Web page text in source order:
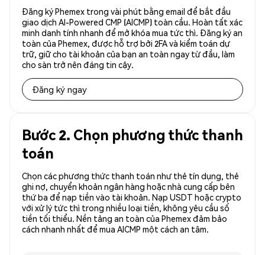
Đăng ký Phemex trong vài phút bằng email để bắt đầu
giao dịch AI-Powered CMP (AICMP) toàn cầu. Hoàn tất xác
minh danh tính nhanh để mở khóa mua tức thì. Đăng ký an
toàn của Phemex, được hỗ trợ bởi 2FA và kiểm toán dự
trữ, giữ cho tài khoản của bạn an toàn ngay từ đầu, làm
cho sàn trở nên đáng tin cậy.
Đăng ký ngay
Bước 2. Chọn phương thức thanh
toán
Chọn các phương thức thanh toán như thẻ tín dụng, thẻ
ghi nợ, chuyển khoản ngân hàng hoặc nhà cung cấp bên
thứ ba để nạp tiền vào tài khoản. Nạp USDT hoặc crypto
với xử lý tức thì trong nhiều loại tiền, không yêu cầu số
tiền tối thiểu. Nền tảng an toàn của Phemex đảm bảo
cách nhanh nhất để mua AICMP một cách an tâm.